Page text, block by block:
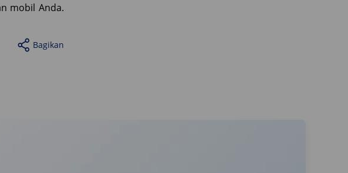
mobil Anda.
Bagikan